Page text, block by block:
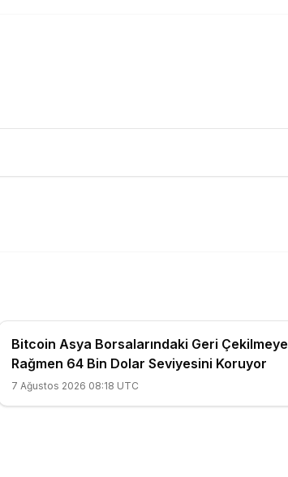
Bitcoin Asya Borsalarındaki Geri Çekilmeye
Rağmen 64 Bin Dolar Seviyesini Koruyor
7 Ağustos 2026 08:18 UTC